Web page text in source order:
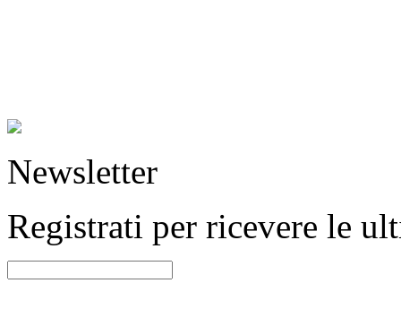
Newsletter
Registrati per ricevere le